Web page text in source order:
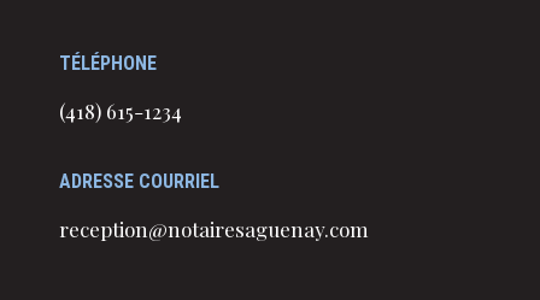
TÉLÉPHONE
(418) 615-1234
ADRESSE COURRIEL
reception@notairesaguenay.com